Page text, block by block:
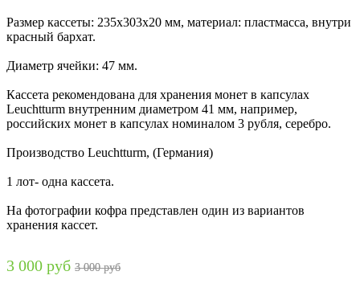
Размер кассеты: 235х303х20 мм, материал: пластмасса, внутри
красный бархат.
Диаметр ячейки: 47 мм.
Кассета рекомендована для хранения монет в капсулах
Leuchtturm внутренним диаметром 41 мм, например,
российских монет в капсулах номиналом 3 рубля, серебро.
Производство Leuchtturm, (Германия)
1 лот- одна кассета.
На фотографии кофра представлен один из вариантов
хранения кассет.
3 000 руб 3 000 руб